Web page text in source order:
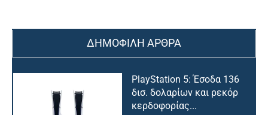
ΔΗΜΟΦΙΛΗ ΑΡΘΡΑ
PlayStation 5: Έσοδα 136
δισ. δολαρίων και ρεκόρ
κερδοφορίας...